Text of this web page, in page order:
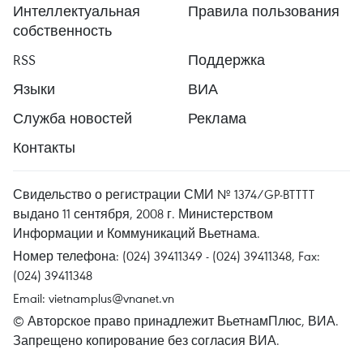
Интеллектуальная
собственность
Правила пользования
RSS
Поддержка
Языки
ВИА
Служба новостей
Реклама
Контакты
Свидельство о регистрации СМИ № 1374/GP-BTTTT
выдано 11 сентября, 2008 г. Министерством
Информации и Коммуникаций Вьетнама.
Номер телефона: (024) 39411349 - (024) 39411348, Fax:
(024) 39411348
Email: vietnamplus@vnanet.vn
© Авторское право принадлежит ВьетнамПлюс, ВИА.
Запрещено копирование без согласия ВИА.